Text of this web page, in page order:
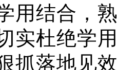
用结合，
实杜绝学
抓落地见